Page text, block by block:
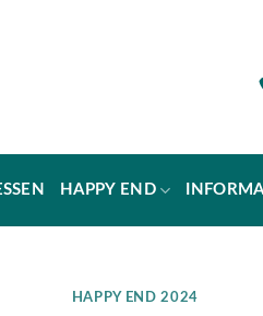
HAPPY END
HAPPY END 2024